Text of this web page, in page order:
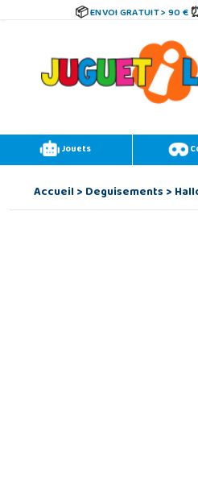
ENVOI GRATUIT > 90 €
Jouets
Accueil>Deguisements>